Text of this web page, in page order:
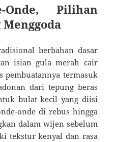
Pilihan
berbahan dasar
isian gula merah cair
pembuatannya termasuk
dari tepung beras
bulat kecil yang diisi
onde di rebus hingga
dalam wijen sebelum
tekstur kenyal dan rasa